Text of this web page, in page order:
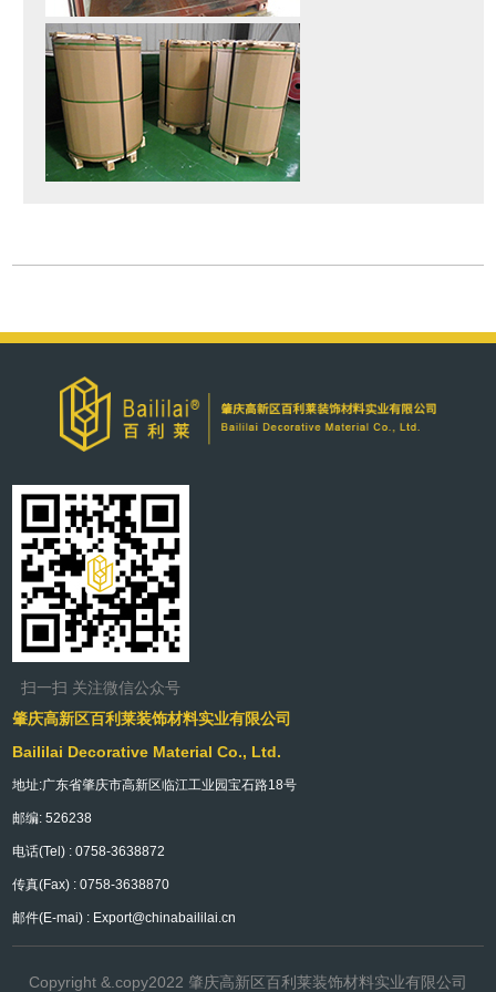
扫一扫 关注微信公众号
肇庆高新区百利莱装饰材料实业有限公司
Baililai Decorative Material Co., Ltd.
地址:广东省肇庆市高新区临江工业园宝石路18号
邮编: 526238
电话(Tel) : 0758-3638872
传真(Fax) : 0758-3638870
邮件(E-mai) : Export@chinabaililai.cn
Copyright &.copy2022 肇庆高新区百利莱装饰材料实业有限公司